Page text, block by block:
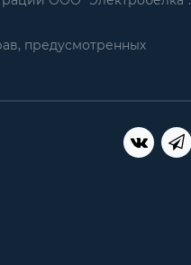
предусмотренных